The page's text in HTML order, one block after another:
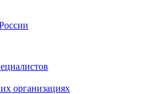
организациях